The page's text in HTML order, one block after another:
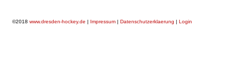
©2018 www.dresden-hockey.de | Impressum | Datenschutzerklaerung | Login